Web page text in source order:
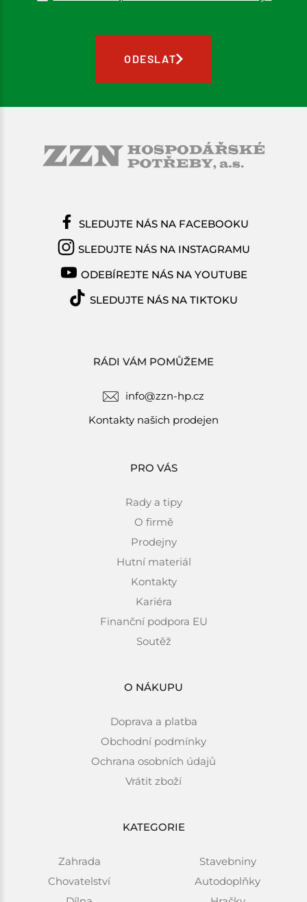
ODESLAT
RÁDI VÁM POMŮŽEME
info@zzn-hp.cz
Kontakty našich prodejen
PRO VÁS
Rady a tipy
O firmě
Prodejny
Hutní materiál
Kontakty
Kariéra
Finanční podpora EU
Soutěž
O NÁKUPU
Doprava a platba
Obchodní podmínky
Ochrana osobních údajů
Vrátit zboží
KATEGORIE
Zahrada
Chovatelství
Stavebniny
Autodoplňky
SLEDUJTE NÁS NA FACEBOOKU
SLEDUJTE NÁS NA INSTAGRAMU
ODEBÍREJTE NÁS NA YOUTUBE
SLEDUJTE NÁS NA TIKTOKU